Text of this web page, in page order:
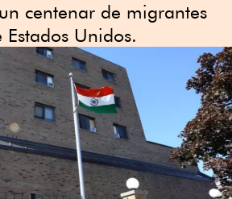
centenar de migrantes
Estados Unidos.